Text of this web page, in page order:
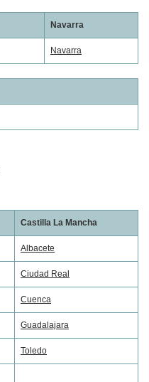
Navarra
Navarra
Castilla La Mancha
Albacete
Ciudad Real
Cuenca
Guadalajara
Toledo